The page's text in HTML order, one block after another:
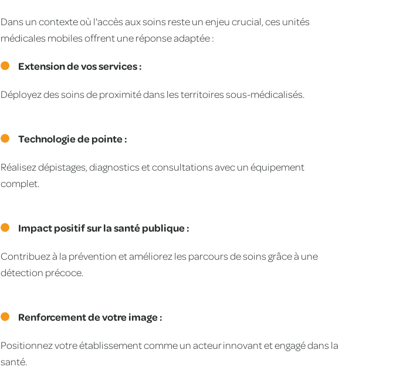
Dans un contexte où l'accès aux soins reste un enjeu crucial, ces unités
médicales mobiles offrent une réponse adaptée :
Extension de vos services :
Déployez des soins de proximité dans les territoires sous-médicalisés.
Technologie de pointe :
Réalisez dépistages, diagnostics et consultations avec un équipement
complet.
Impact positif sur la santé publique :
Contribuez à la prévention et améliorez les parcours de soins grâce à une
détection précoce.
Renforcement de votre image :
Positionnez votre établissement comme un acteur innovant et engagé dans la
santé.